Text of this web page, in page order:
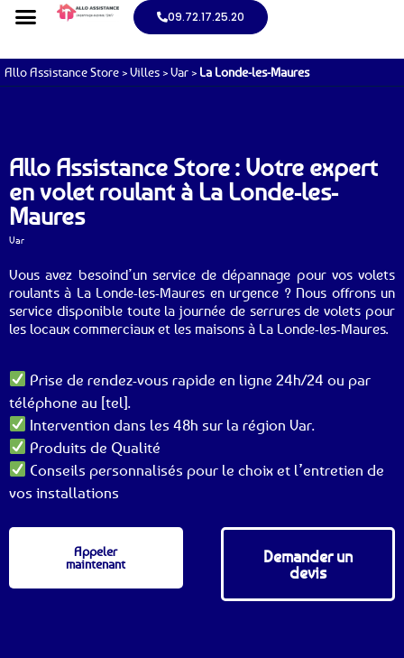
09.72.17.25.20
Allo Assistance Store >Villes >Var > La Londe-les-Maures
Allo Assistance Store : Votre expert
en volet roulant à La Londe-les-
Maures
Var
Vous avez besoind’un service de dépannage pour vos volets
roulants à La Londe-les-Maures en urgence ? Nous offrons un
service disponible toute la journée de serrures de volets pour
les locaux commerciaux et les maisons à La Londe-les-Maures.
Prise de rendez-vous rapide en ligne 24h/24 ou par
téléphone au [tel].
Intervention dans les 48h sur la région Var.
Produits de Qualité
Conseils personnalisés pour le choix et l’entretien de
vos installations
Appeler
maintenant
Demander un
devis